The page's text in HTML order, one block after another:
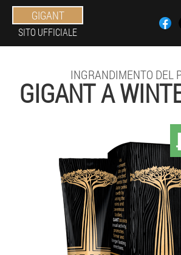
GIGANT
SITO UFFICIALE
INGRANDIMENTO DEL
GIGANT A